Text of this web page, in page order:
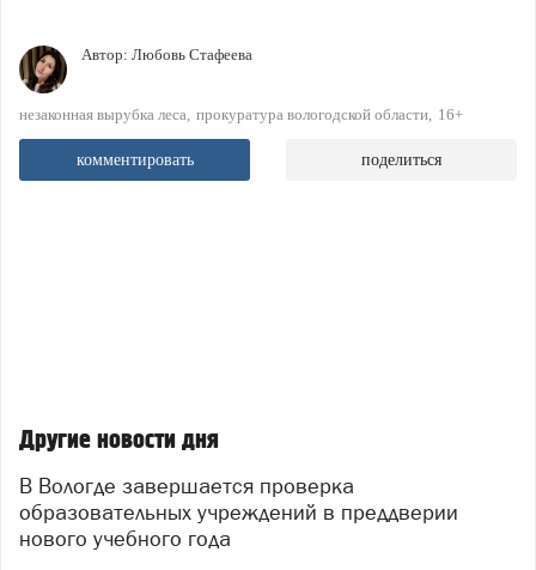
Автор: Любовь Стафеева
незаконная вырубка леса прокуратура вологодской области 16+
комментировать поделиться
Другие новости дня
В Вологде завершается проверка
образовательных учреждений в преддверии
нового учебного года